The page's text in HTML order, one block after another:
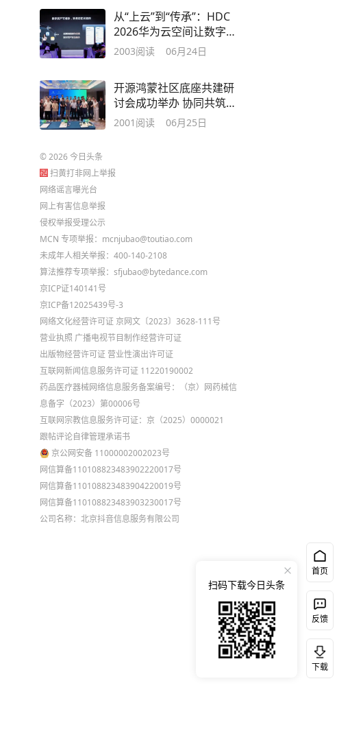
从“上云”到“传承”：HDC
2026华为云空间让数字记
忆找到归宿
2003阅读 06月24日
开源鸿蒙社区底座共建研
讨会成功举办 协同共筑开
源鸿蒙生态底座
2001 阅读 06月25日
©2026今日头条
扫黄打非网上举报
网络谣言曝光台
网上有害信息举报
侵权举报受理公示
MCN 专项举报：mcnjubao@toutiao.com
未成年人相关举报：400-140-2108
算法推荐专项举报：sfjubao@bytedance.com
京ICP证140141号
京ICP备12025439号-3
网络文化经营许可证 京网文〔2023〕3628-111号
营业执照 广播电视节目制作经营许可证
出版物经营许可证 营业性演出许可证
互联网新闻信息服务许可证 11220190002
药品医疗器械网络信息服务备案编号：（京）网药械信
息备字（2023）第00006号
互联网宗教信息服务许可证：京（2025）0000021
跟帖评论自律管理承诺书
京公网安备 11000002002023号
网信算备110108823483902220017号
网信算备110108823483904220019号
网信算备110108823483903230017号
公司名称：北京抖音信息服务有限公司
首页
反馈
下载
扫码下载今日头条